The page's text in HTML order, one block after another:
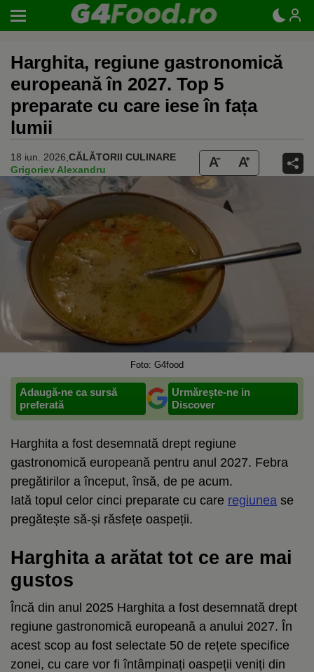
Harghita, regiune gastronomică
europeană în 2027. Top 5
preparate cu care iese în fața
lumii
18 iun. 2026, CĂLĂTORII CULINARE
Grigoriev Alexandru
Foto: G4food
Adaugă-ne ca sursă
preferată
Urmărește-ne in
Discover
Harghita a fost desemnată drept regiune
gastronomică europeană pentru anul 2027. Febra
pregătirilor a început, însă, de pe acum.
Iată topul celor cinci preparate cu care regiunea se
pregătește să-și răsfețe oaspeții.
Harghita a arătat tot ce are mai
gustos
Încă din anul 2025 Harghita a fost desemnată drept
regiune gastronomică europeană a anului 2027. În
acest scop au fost selectate 50 de rețete specifice
zonei, cu care vor fi întâmpinați oaspeții veniți din